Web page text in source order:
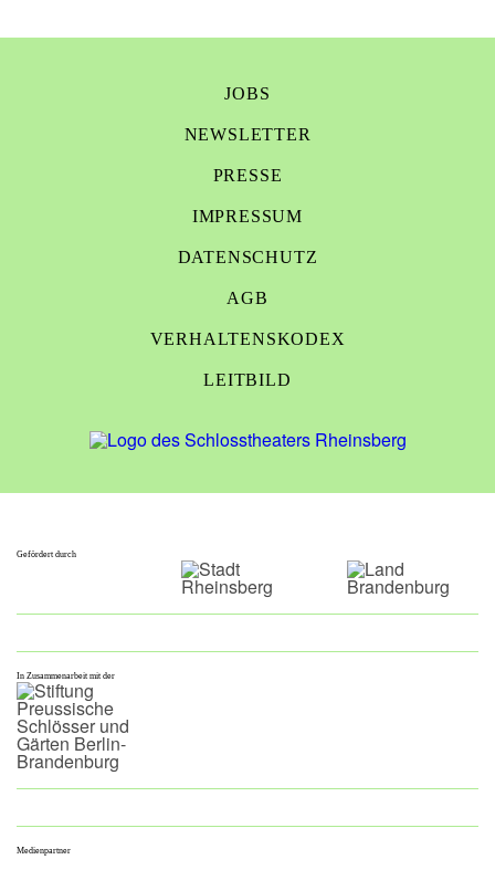
JOBS
NEWSLETTER
PRESSE
IMPRESSUM
DATENSCHUTZ
AGB
VERHALTENSKODEX
LEITBILD
Gefördert durch
In Zusammenarbeit mit der
Medienpartner